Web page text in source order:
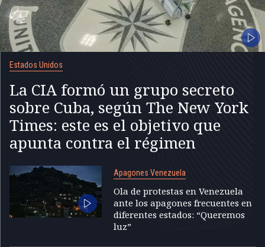
Estados Unidos
La CIA formó un grupo secreto
sobre Cuba, según The New York
Times: este es el objetivo que
apunta contra el régimen
Apagones Venezuela
Ola de protestas en Venezuela
ante los apagones frecuentes en
diferentes estados: “Queremos
luz”